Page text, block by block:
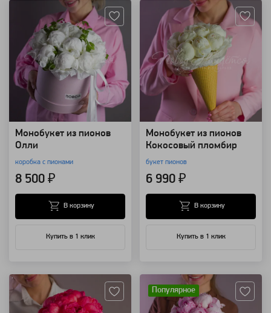
Монобукет из пионов
Олли
коробка с пионами
8 500 ₽
Купить в 1 клик
В корзину
Монобукет из пионов
Кокосовый пломбир
букет пионов
6 990 ₽
Купить в 1 клик
В корзину
Популярное